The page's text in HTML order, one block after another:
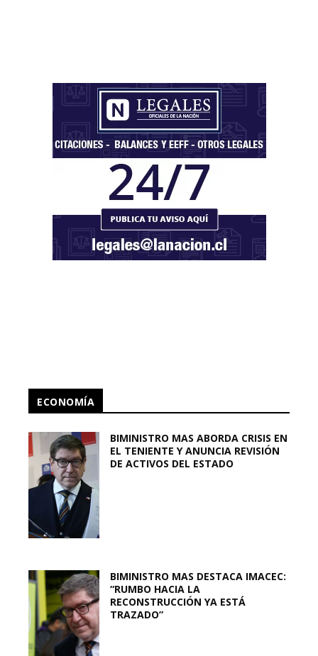
ECONOMÍA
BIMINISTRO MAS ABORDA CRISIS EN
EL TENIENTE Y ANUNCIA REVISIÓN
DE ACTIVOS DEL ESTADO
BIMINISTRO MAS DESTACA IMACEC:
“RUMBO HACIA LA
RECONSTRUCCIÓN YA ESTÁ
TRAZADO”